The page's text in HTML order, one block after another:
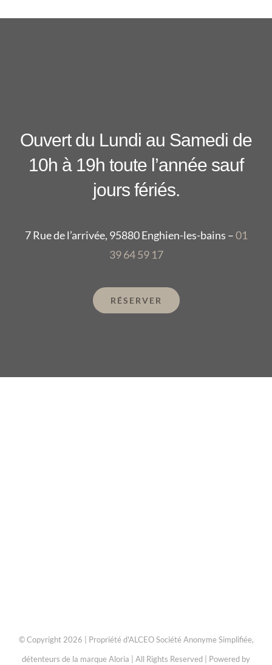
Ouvert du Lundi au Samedi de
10h à 19h toute l’année sauf
jours fériés.
7 Rue de l’arrivée, 95880 Enghien-les-bains –01
39 64 59 17
RÉSERVER
© Copyright 2026 | Propriété d'ALCEO Société Anonyme Simplifiée,
détenteurs de la marque Aloria | All Rights Reserved | Powered by